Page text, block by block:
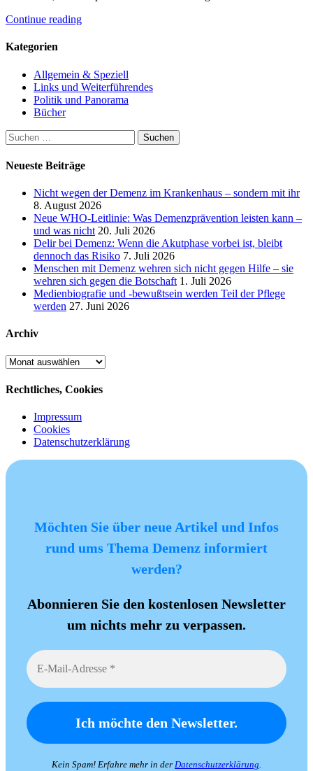
Continue reading
Kategorien
Allgemein & Speziell
Links und Weiterführendes
Politik und Panorama
Bücher
Suchen
nach:
Neueste Beiträge
Nicht wegen der Demenz im Krankenhaus – sondern mit ihr
8. August 2026
Neue WHO-Leitlinie: Was Demenzprävention leisten kann –
und was nicht 20. Juli 2026
Delir bei Demenz: Wenn die Akutphase vorbei ist, bleibt
dennoch das Risiko 7. Juli 2026
Menschen mit Demenz wehren sich nicht gegen Hilfe – sie
wehren sich gegen die Botschaft 1. Juli 2026
Medienbiografie und -bewußtsein werden Teil der Pflege
werden 27. Juni 2026
Archiv
Archiv
Rechtliches, Cookies
Impressum
Cookies
Datenschutzerklärung
Möchten Sie über neue Artikel und Infos
rund ums Thema Demenz informiert
werden?
Abonnieren Sie den kostenlosen Newsletter
um nichts mehr zu verpassen.
Kein Spam! Erfahre mehr in der Datenschutzerklärung.